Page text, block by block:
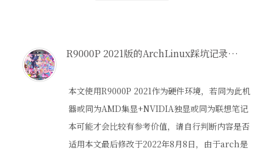
R9000P 2021版的ArchLinux踩坑记录（持续更新）
本文使用R9000P 2021作为硬件环境，若同为此机
器或同为AMD集显+NVIDIA独显或同为联想笔记
本可能才会比较有参考价值，请自行判断内容是否
适用本文最后修改于2022年8月8日，由于arch是